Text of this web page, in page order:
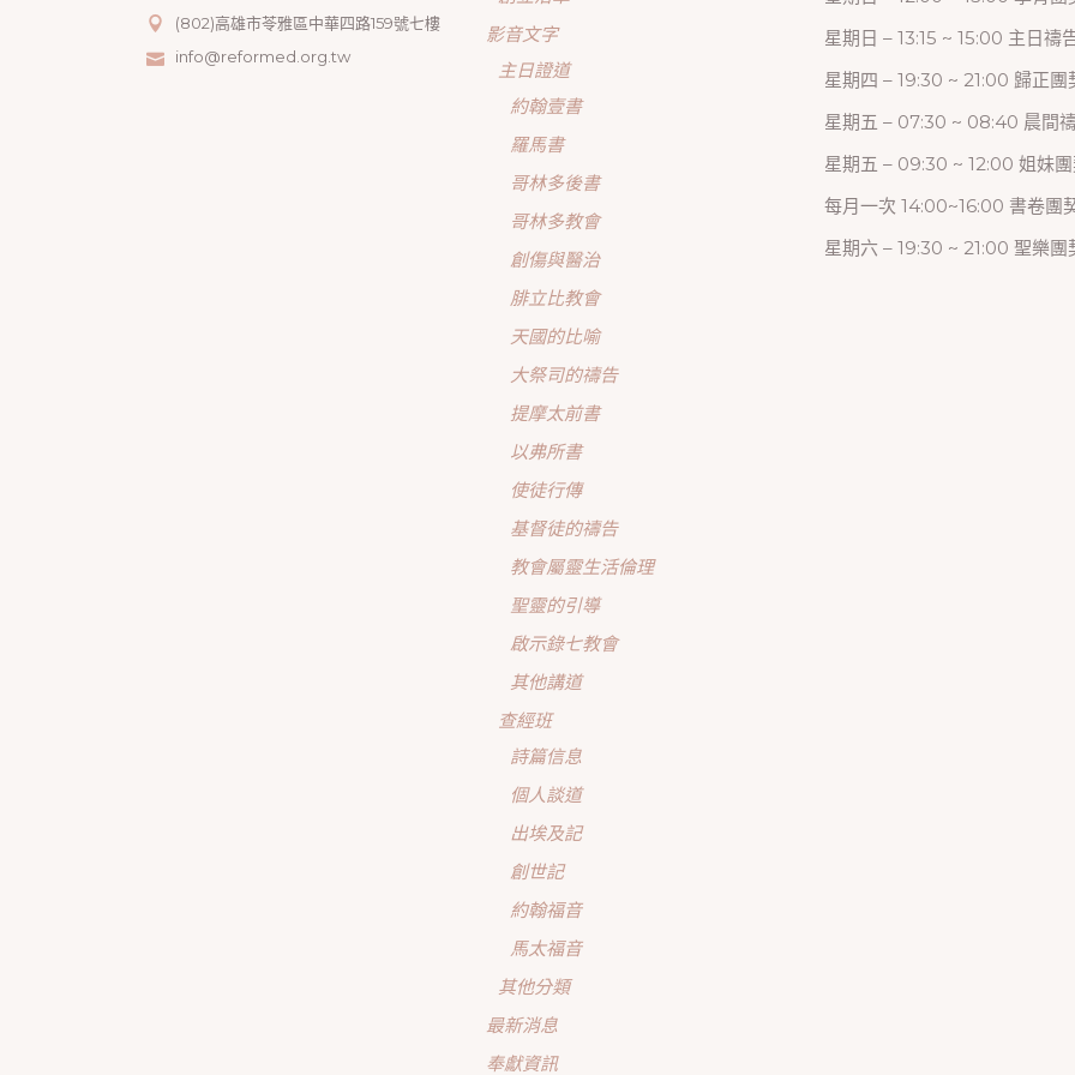
(802)高雄市苓雅區中華四路159號七樓
info@reformed.org.tw
影音文字
主日證道
約翰壹書
羅馬書
哥林多後書
哥林多教會
創傷與醫治
腓立比教會
天國的比喻
大祭司的禱告
提摩太前書
以弗所書
使徒行傳
基督徒的禱告
教會屬靈生活倫理
聖靈的引導
啟示錄七教會
其他講道
查經班
詩篇信息
個人談道
出埃及記
創世記
約翰福音
馬太福音
其他分類
最新消息
奉獻資訊
星期日 – 13:15 ~ 15:00 主日禱
星期四 – 19:30 ~ 21:00 歸正團
星期五 – 07:30 ~ 08:40 晨間
星期五 – 09:30 ~ 12:00 姐妹
每月一次 14:00~16:00 書卷團
星期六 – 19:30 ~ 21:00 聖樂團